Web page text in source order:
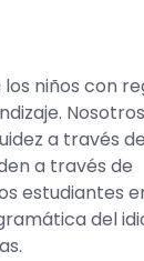
niños con
a través
a través de
estudiantes
del